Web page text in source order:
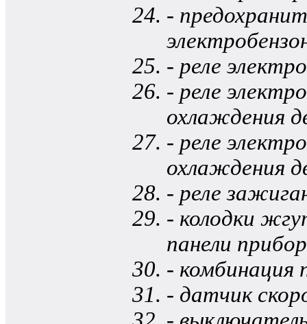
-
- реле
- реле
охлаждения
- реле
охлаждения
- реле
- колодки
панели
- комбинация
- датчик